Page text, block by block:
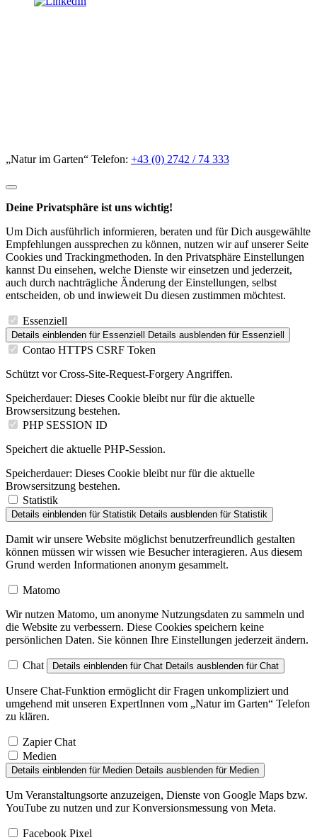
„Natur im Garten“ Telefon: +43 (0) 2742 / 74 333
Deine Privatsphäre ist uns wichtig!
Um Dich ausführlich informieren, beraten und für Dich ausgewählte
Empfehlungen aussprechen zu können, nutzen wir auf unserer Seite
Cookies und Trackingmethoden. In den Privatsphäre Einstellungen
kannst Du einsehen, welche Dienste wir einsetzen und jederzeit,
auch durch nachträgliche Änderung der Einstellungen, selbst
entscheiden, ob und inwieweit Du diesen zustimmen möchtest.
Essenziell
Details einblenden für Essenziell Details ausblenden für Essenziell
Contao HTTPS CSRF Token
Schützt vor Cross-Site-Request-Forgery Angriffen.
Speicherdauer: Dieses Cookie bleibt nur für die aktuelle
Browsersitzung bestehen.
PHP SESSION ID
Speichert die aktuelle PHP-Session.
Speicherdauer: Dieses Cookie bleibt nur für die aktuelle
Browsersitzung bestehen.
Statistik
Details einblenden für Statistik Details ausblenden für Statistik
Damit wir unsere Website möglichst benutzerfreundlich gestalten
können müssen wir wissen wie Besucher interagieren. Aus diesem
Grund werden Informationen anonym gesammelt.
Matomo
Wir nutzen Matomo, um anonyme Nutzungsdaten zu sammeln und
die Website zu verbessern. Diese Cookies speichern keine
persönlichen Daten. Sie können Ihre Einstellungen jederzeit ändern.
Chat Details einblenden für Chat Details ausblenden für Chat
Unsere Chat-Funktion ermöglicht dir Fragen unkompliziert und
umgehend mit unseren ExpertInnen vom „Natur im Garten“ Telefon
zu klären.
Zapier Chat
Medien
Details einblenden für Medien Details ausblenden für Medien
Um Veranstaltungsorte anzuzeigen, Dienste von Google Maps bzw.
YouTube zu nutzen und zur Konversionsmessung von Meta.
Facebook Pixel